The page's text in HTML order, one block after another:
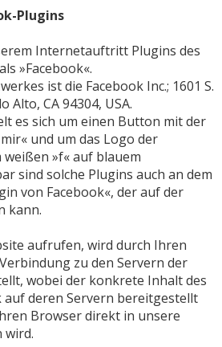
Plugins
Internetauftritt Plugins des
»Facebook«.
ist die Facebook Inc.; 1601 S.
Alto, CA 94304, USA.
es sich um einen Button mit der
und um das Logo der
weißen »f« auf blauem
sind solche Plugins auch an dem
von Facebook«, der auf der
kann.
aufrufen, wird durch Ihren
zu den Servern der
wobei der konkrete Inhalt des
auf deren Servern bereitgestellt
Browser direkt in unsere
wird.